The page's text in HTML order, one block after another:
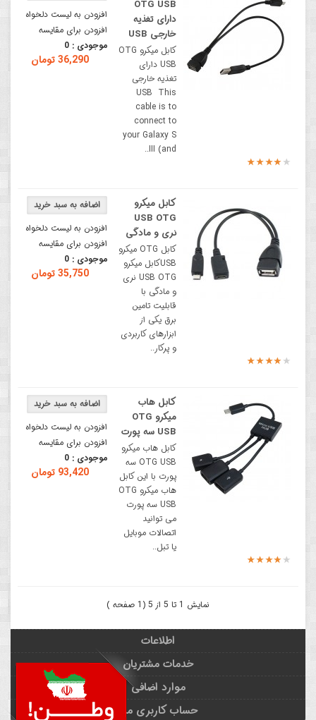
افزودن به لیست دلخواه
افزودن برای مقایسه
موجودی : 0
36,290 تومان
OTG USB
دارای تغذیه
خارجی USB
کابل میکرو OTG
USB دارای
تغذیه خارجی
USB This
cable is to
connect to
your Galaxy S
III (and..
افزودن به لیست دلخواه
افزودن برای مقایسه
موجودی : 0
35,750 تومان
کابل میکرو
USB OTG
نری و مادگی
کابل OTG میکرو
USBکابل میکرو
USB OTG نری
و مادگی با
قابلیت تامین
برق یکی از
ابزارهای کاربردی
و پرکار..
افزودن به لیست دلخواه
افزودن برای مقایسه
موجودی : 0
93,420 تومان
کابل هاب
میکرو OTG
USB سه پورت
کابل هاب میکرو
OTG USB سه
پورت با این کابل
هاب میکرو OTG
USB سه پورت
می توانید
اتصالات موبایل
یا تبل..
نمایش 1 تا 5 از 5 (1 صفحه )
اطلاعات
خدمات مشتریان
موارد اضافی
حساب کاربری من